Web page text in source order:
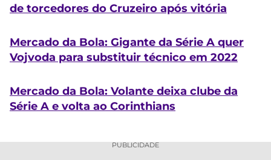
de torcedores do Cruzeiro após vitória
Mercado da Bola: Gigante da Série A quer
Vojvoda para substituir técnico em 2022
Mercado da Bola: Volante deixa clube da
Série A e volta ao Corinthians
PUBLICIDADE